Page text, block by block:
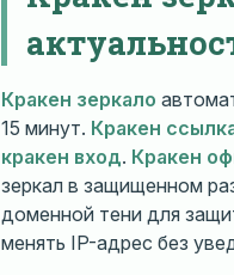
Кракен зеркало
15 минут. Кракен
кракен вход. Кракен
зеркал в защищенном
доменной тени для
менять IP-адрес без